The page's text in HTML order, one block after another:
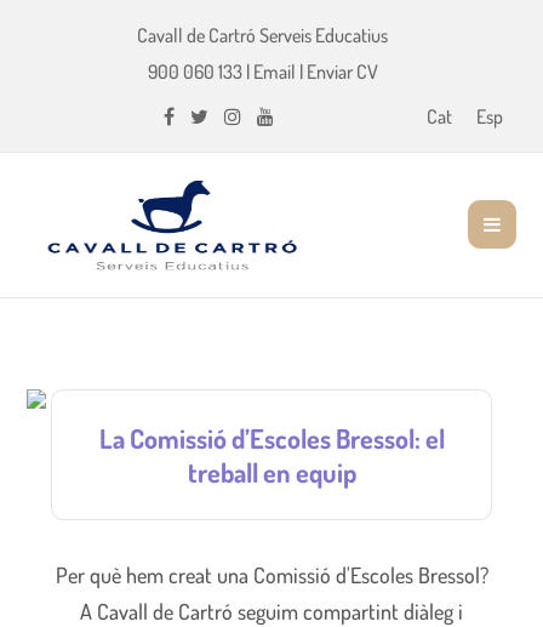
Cavall de Cartró Serveis Educatius
900 060 133| Email | Enviar CV
Cat
Esp
La Comissió d’Escoles Bressol: el
treball en equip
Per què hem creat una Comissió d'Escoles Bressol?
A Cavall de Cartró seguim compartint diàleg i